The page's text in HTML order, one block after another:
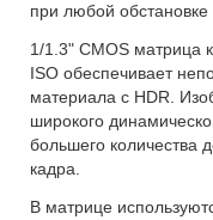
при любой
1/1.3" CMOS матрица
ISO обеспечивает
материала с HDR.
широкого
большего количества
кадра.
В матрице